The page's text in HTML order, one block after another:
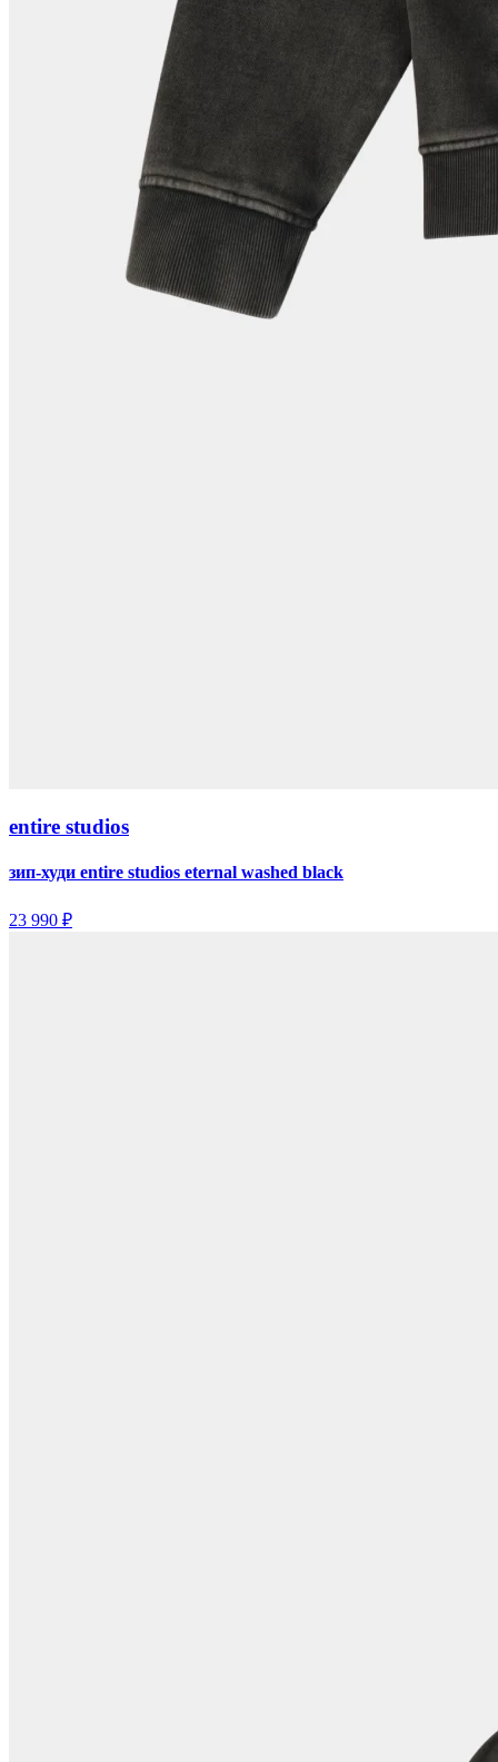
entire studios
зип-худи entire studios eternal washed black
23 990 ₽